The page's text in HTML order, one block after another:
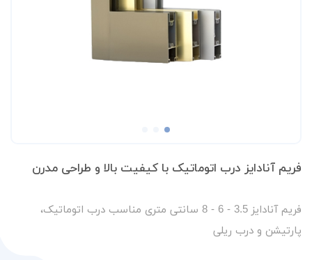
فریم آنادایز درب اتوماتیک با کیفیت بالا و طراحی مدرن
فریم آنادایز 3.5 - 6 - 8 سانتی متری مناسب درب اتوماتیک،
پارتیشن و درب ریلی